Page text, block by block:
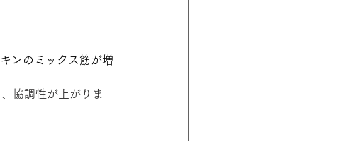
ンのミックス筋が増
協調性が上がりま